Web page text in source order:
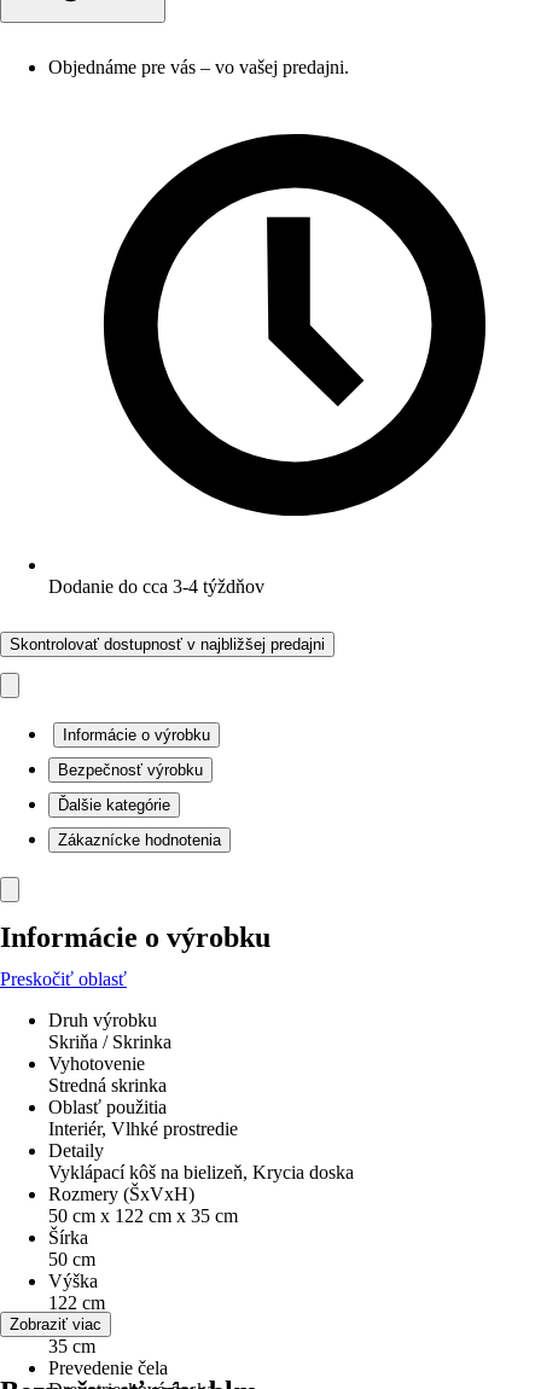
Objednáme pre vás – vo vašej predajni.
Dodanie do cca 3-4 týždňov
Skontrolovať dostupnosť v najbližšej predajni
Informácie o výrobku
Bezpečnosť výrobku
Ďalšie kategórie
Zákaznícke hodnotenia
Informácie o výrobku
Preskočiť oblasť
Druh výrobku
Skriňa / Skrinka
Vyhotovenie
Stredná skrinka
Oblasť použitia
Interiér, Vlhké prostredie
Detaily
Vyklápací kôš na bielizeň, Krycia doska
Rozmery (ŠxVxH)
50 cm x 122 cm x 35 cm
Šírka
50 cm
Výška
122 cm
Hĺbka
35 cm
Prevedenie čela
Zobraziť viac